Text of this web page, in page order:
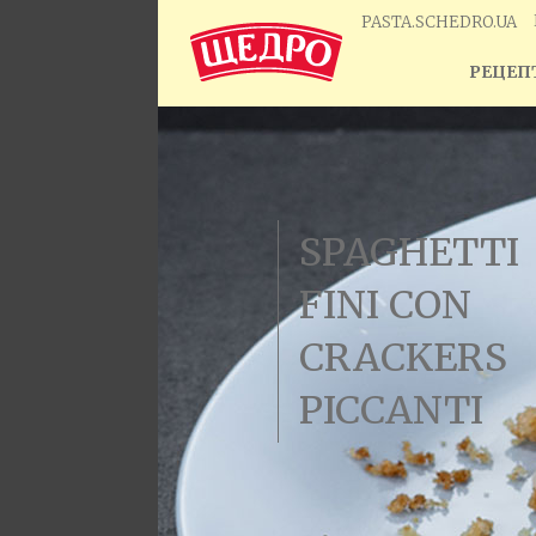
PASTA.SCHEDRO.UA
SPAGHETTI
FINI CON
CRACKERS
PICCANTI